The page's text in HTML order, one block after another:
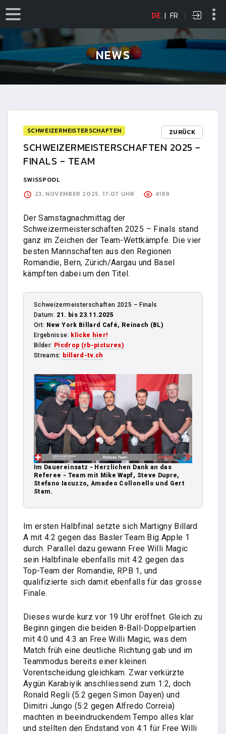
DE | FR
NEWS
SCHWEIZERMEISTERSCHAFTEN ZURÜCK
SCHWEIZERMEISTERSCHAFTEN 2025 -
FINALS - TEAM
SWISSPOOL
23. NOVEMBER 2025, 17:07 UHR
4189
Der Samstagnachmittag der
Schweizermeisterschaften 2025 – Finals stand
ganz im Zeichen der Team-Wettkämpfe. Die vier
besten Mannschaften aus den Regionen
Romandie, Bern, Zürich/Aargau und Basel
kämpften dabei um den Titel.
Schweizermeisterschaften 2025 – Finals
Datum: 21. bis 23.11.2025
Ort: New York Billard Café, Reinach (BL)
Ergebnisse: klicke hier!
Bilder: Picdrop (rb-pictures)
Streams: billard-tv.ch
Im Dauereinsatz - Herzlichen Dank an das
Referee - Team mit Mike Wapf, Steve Dupre,
Stefano Iacuzzo, Amadeo Collonello und Gert
Stam.
Im ersten Halbfinal setzte sich Martigny Billard
A mit 4:2 gegen das Basler Team Big Apple 1
durch. Parallel dazu gewann Free Willi Magic
sein Halbfinale ebenfalls mit 4:2 gegen das
Top-Team der Romandie, RPB 1, und
qualifizierte sich damit ebenfalls für das grosse
Finale.
Dieses wurde kurz vor 19 Uhr eröffnet. Gleich zu
Beginn gingen die beiden 8-Ball-Doppelpartien
mit 4:0 und 4:3 an Free Willi Magic, was dem
Match früh eine deutliche Richtung gab und im
Teammodus bereits einer kleinen
Vorentscheidung gleichkam. Zwar verkürzte
Aygün Karabiyik anschliessend zum 1:2, doch
Ronald Regli (5:2 gegen Simon Dayen) und
Dimitri Jungo (5:2 gegen Alfredo Correia)
machten in beeindruckendem Tempo alles klar
und stellten den Endstand von 4:1 für Free Willi